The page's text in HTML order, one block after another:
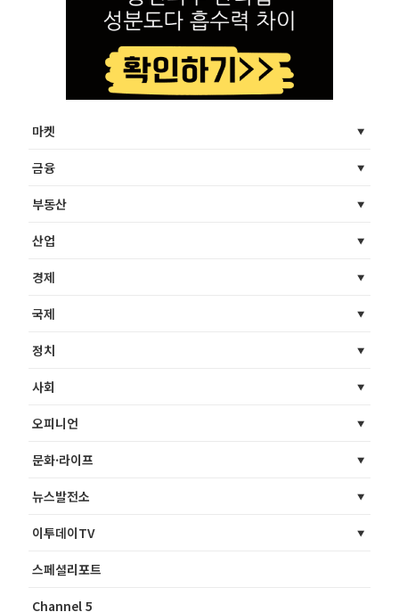
마켓
금융
부동산
산업
경제
국제
정치
사회
오피니언
문화·라이프
뉴스발전소
이투데이TV
스페셜리포트
Channel 5